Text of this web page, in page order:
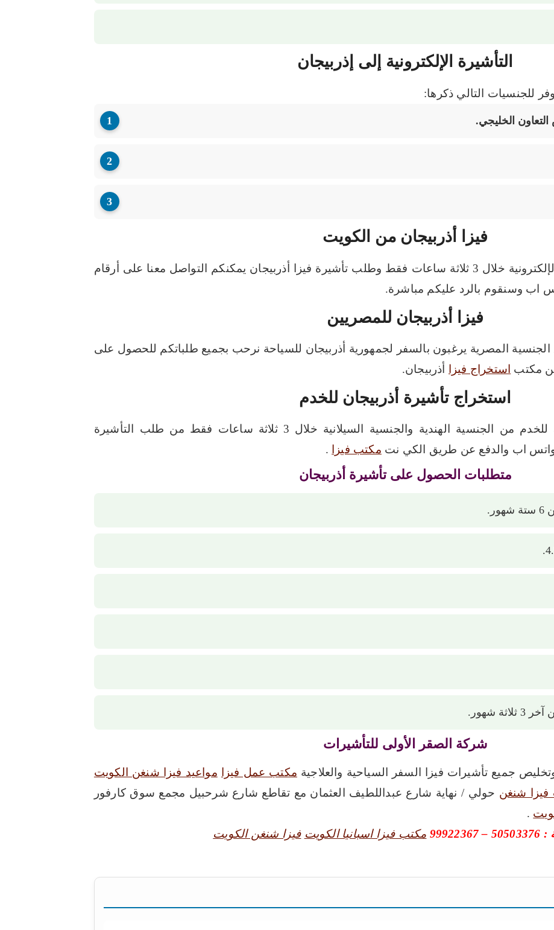
التأشيرة الإلكترونية إلى إذربيجان
للجنسيات التالي ذكرها:
الخليجي.
فيزا أذربيجان من الكويت
احصل على تأشيرة فيزا أذربيجان الإلكترونية خلال 3 ثلاثة ساعات فقط وطلب تأشيرة فيزا أذربيجان يمكنكم التواصل معنا على أرقام
اب وسنقوم بالرد عليكم مباشرة.
فيزا أذربيجان للمصريين
المصرية يرغبون بالسفر لجمهورية أذربيجان للسياحة نرحب بجميع طلباتكم للحصول على
مكتب استخراج فيزا أذربيجان.
استخراج تأشيرة أذربيجان للخدم
احصل على تأشيرة فيزا أذربيجان للخدم من الجنسية الهندية والجنسية السيلانية خلال 3 ثلاثة ساعات فقط من طلب التأشيرة
اب والدفع عن طريق الكي نت مكتب فيزا .
متطلبات الحصول على تأشيرة أذربيجان
شهور.
شركة الصقر الأولى للتأشيرات
جميع تأشيرات فيزا السفر السياحية والعلاجية مكتب عمل فيزا
مواعيد فيزا شنغن الكويت
شنغن حولي / نهاية شارع عبداللطيف العثمان مع تقاطع شارع شرحبيل مجمع سوق كارفور
.
مكتب فيزا اسبانيا الكويت فيزا شنغن الكويت